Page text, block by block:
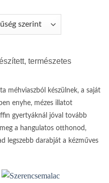
természetes
méhviaszból készülnek, a saját
enyhe, mézes illatot
gyertyáknál jóval tovább
a hangulatos otthonod,
legszebb darabját a kézműves